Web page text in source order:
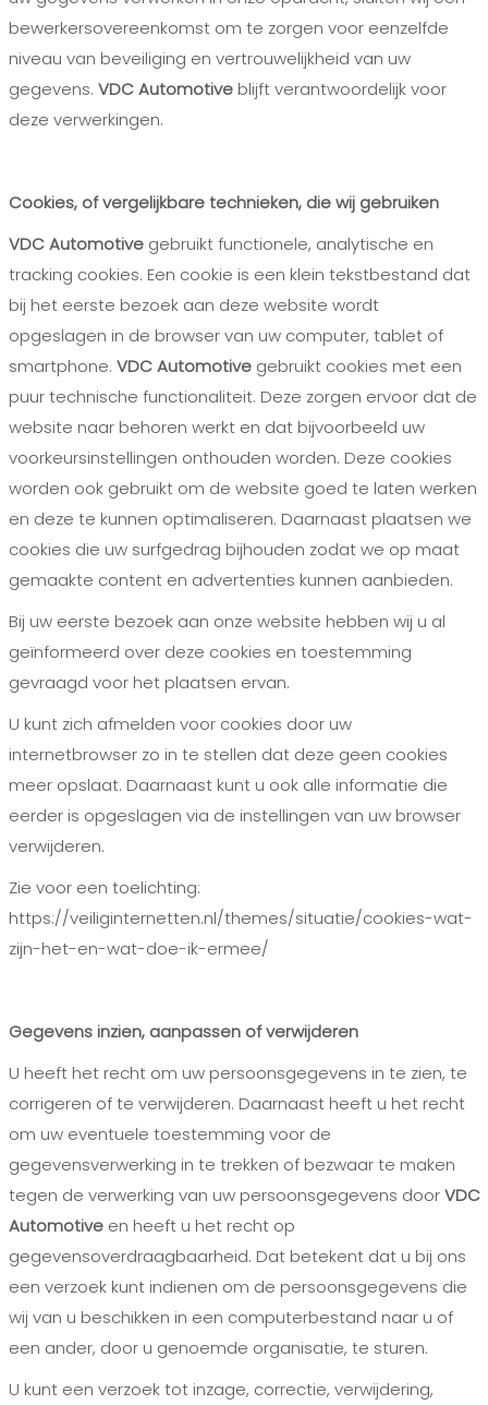
bewerkersovereenkomst om te zorgen voor eenzelfde
niveau van beveiliging en vertrouwelijkheid van uw
gegevens. VDC Automotiveblijft verantwoordelijk voor
deze verwerkingen.
Cookies, of vergelijkbare technieken, die wij gebruiken
VDC Automotivegebruikt functionele, analytische en
tracking cookies. Een cookie is een klein tekstbestand dat
bij het eerste bezoek aan deze website wordt
opgeslagen in de browser van uw computer, tablet of
smartphone. VDC Automotivegebruikt cookies met een
puur technische functionaliteit. Deze zorgen ervoor dat de
website naar behoren werkt en dat bijvoorbeeld uw
voorkeursinstellingen onthouden worden. Deze cookies
worden ook gebruikt om de website goed te laten werken
en deze te kunnen optimaliseren. Daarnaast plaatsen we
cookies die uw surfgedrag bijhouden zodat we op maat
gemaakte content en advertenties kunnen aanbieden.
Bij uw eerste bezoek aan onze website hebben wij u al
geïnformeerd over deze cookies en toestemming
gevraagd voor het plaatsen ervan.
U kunt zich afmelden voor cookies door uw
internetbrowser zo in te stellen dat deze geen cookies
meer opslaat. Daarnaast kunt u ook alle informatie die
eerder is opgeslagen via de instellingen van uw browser
verwijderen.
Zie voor een toelichting:
https://veiliginternetten.nl/themes/situatie/cookies-wat-
zijn-het-en-wat-doe-ik-ermee/
Gegevens inzien, aanpassen of verwijderen
U heeft het recht om uw persoonsgegevens in te zien, te
corrigeren of te verwijderen. Daarnaast heeft u het recht
om uw eventuele toestemming voor de
gegevensverwerking in te trekken of bezwaar te maken
tegen de verwerking van uw persoonsgegevens doorVDC
Automotiveen heeft u het recht op
gegevensoverdraagbaarheid. Dat betekent dat u bij ons
een verzoek kunt indienen om de persoonsgegevens die
wij van u beschikken in een computerbestand naar u of
een ander, door u genoemde organisatie, te sturen.
U kunt een verzoek tot inzage, correctie, verwijdering,